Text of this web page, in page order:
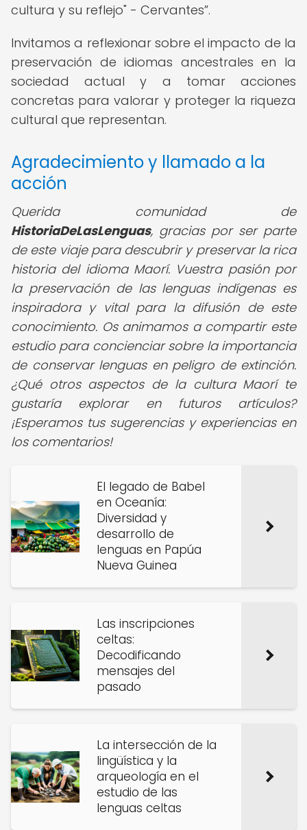
cultura y su reflejo" - Cervantes .
Invitamos a reflexionar sobre el impacto de la
preservación de idiomas ancestrales en la
sociedad actual y a tomar acciones
concretas para valorar y proteger la riqueza
cultural que representan.
Agradecimiento y llamado a la
acción
Querida comunidad de
HistoriaDeLasLenguas, gracias por ser parte
de este viaje para descubrir y preservar la rica
historia del idioma Maorí. Vuestra pasión por
la preservación de las lenguas indígenas es
inspiradora y vital para la difusión de este
conocimiento. Os animamos a compartir este
estudio para concienciar sobre la importancia
de conservar lenguas en peligro de extinción.
¿Qué otros aspectos de la cultura Maorí te
gustaría explorar en futuros artículos?
¡Esperamos tus sugerencias y experiencias en
los comentarios!
El legado de Babel
en Oceanía:
Diversidad y
desarrollo de
lenguas en Papúa
Nueva Guinea
Las inscripciones
celtas:
Decodificando
mensajes del
pasado
La intersección de la
lingüística y la
arqueología en el
estudio de las
lenguas celtas